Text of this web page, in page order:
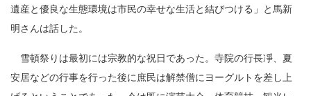
遺産と優良な生態環境は市民の幸せな生活と結びつける」と馬新
明さんは話した。
雪頓祭りは最初には宗教的な祝日であった。寺院の行長凈、夏
安居などの行事を行った後に庶民は解禁僧にヨーグルトを差し上